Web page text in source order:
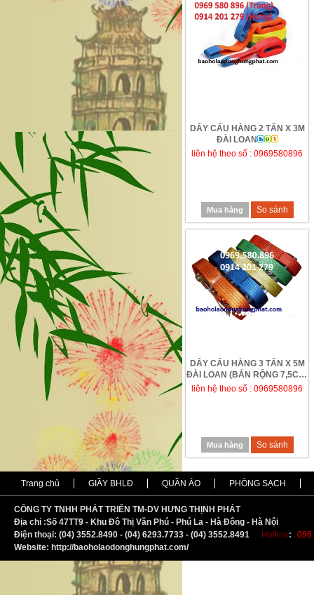
DÂY CẨU HÀNG 2 TẤN X 3M
ĐÀI LOAN
liên hệ theo số : 0969580896
Mua hàng So sánh
DÂY CẨU HÀNG 3 TẤN X 5M
ĐÀI LOAN (BẢN RỘNG 7,5CM)
liên hệ theo số : 0969580896
Mua hàng So sánh
Trang chủ GIẦY BHLĐ QUẦN ÁO PHÒNG SẠCH
CÔNG TY TNHH PHÁT TRIỂN TM-DV HƯNG THỊNH PHÁT
Địa chỉ :Số 47TT9 - Khu Đô Thị Văn Phú - Phú La - Hà Đông - Hà Nội
Điện thoại: (04) 3552.8490 - (04) 6293.7733 - (04) 3552.8491
Hotline:
Website: http://baoholaodonghungphat.com/